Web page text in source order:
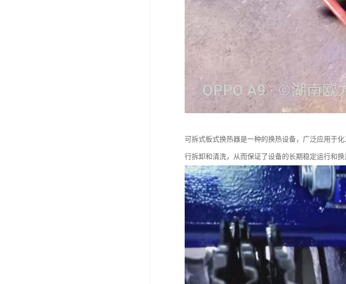
可拆式板式换热器是一种的换热设备，广泛应用于
行拆卸和清洗，从而保证了设备的长期稳定运行和换